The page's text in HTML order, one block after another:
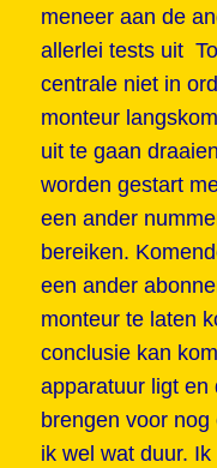
meneer aan de
allerlei tests uit
centrale niet in
monteur
uit te gaan
worden gestart
een ander
bereiken.
een ander
monteur te laten
conclusie kan
apparatuur ligt en
brengen voor
ik wel wat duur.